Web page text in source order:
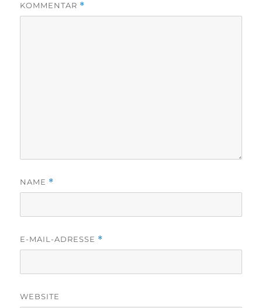
KOMMENTAR *
NAME *
E-MAIL-ADRESSE *
WEBSITE